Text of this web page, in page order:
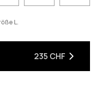
L.
235 CHF